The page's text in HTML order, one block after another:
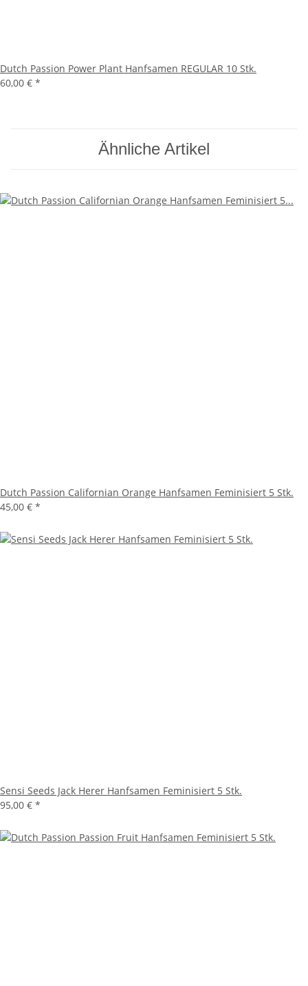
Dutch Passion Power Plant Hanfsamen REGULAR 10 Stk.
60,00 € *
Ähnliche Artikel
Dutch Passion Californian Orange Hanfsamen Feminisiert 5 Stk.
45,00 € *
Sensi Seeds Jack Herer Hanfsamen Feminisiert 5 Stk.
95,00 € *